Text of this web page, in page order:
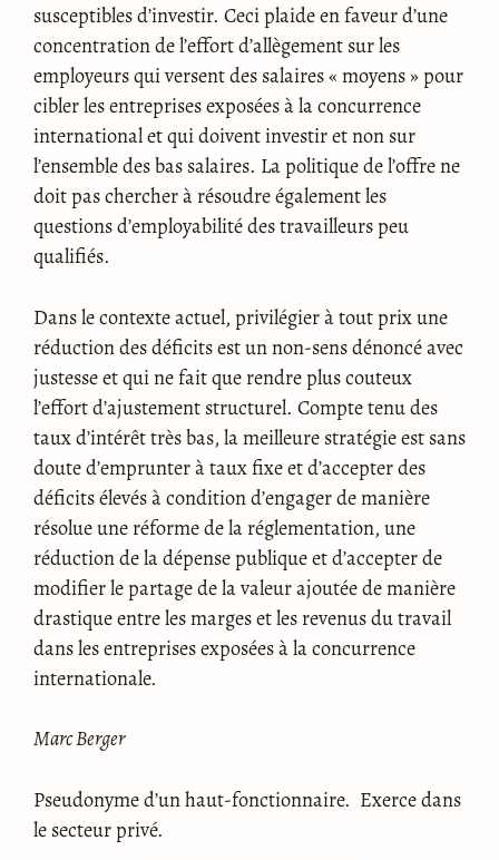
susceptibles d’investir. Ceci plaide en faveur d’une
concentration de l’effort d’allègement sur les
employeurs qui versent des salaires « moyens » pour
cibler les entreprises exposées à la concurrence
international et qui doivent investir et non sur
l’ensemble des bas salaires. La politique de l’offre ne
doit pas chercher à résoudre également les
questions d’employabilité des travailleurs peu
qualifiés.
Dans le contexte actuel, privilégier à tout prix une
réduction des déficits est un non-sens dénoncé avec
justesse et qui ne fait que rendre plus couteux
l’effort d’ajustement structurel. Compte tenu des
taux d’intérêt très bas, la meilleure stratégie est sans
doute d’emprunter à taux fixe et d’accepter des
déficits élevés à condition d’engager de manière
résolue une réforme de la réglementation, une
réduction de la dépense publique et d’accepter de
modifier le partage de la valeur ajoutée de manière
drastique entre les marges et les revenus du travail
dans les entreprises exposées à la concurrence
internationale.
Marc Berger
Pseudonyme d’un haut-fonctionnaire. Exerce dans
le secteur privé.